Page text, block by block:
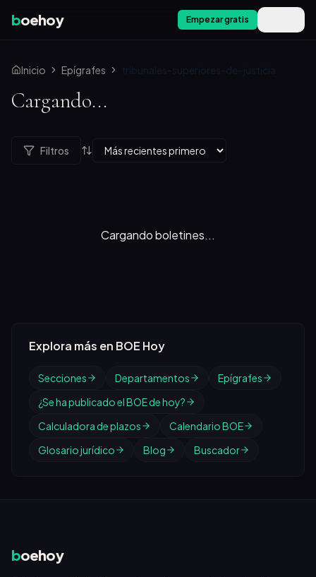
boehoy Empezar gratis
Inicio Epígrafes tribunales-superiores-de-justicia
Cargando...
Filtros
Cargando boletines...
Explora más en BOE Hoy
Secciones Departamentos
Epígrafes
¿Se ha publicado el BOE de hoy?
Calculadora de plazos
Calendario BOE
Glosario jurídico
Blog Buscador
boehoy